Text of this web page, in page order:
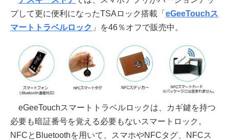
プして更に便利になったTSAロック搭載「 eGeeTouchス
マートトラベルロック 」を46％オフで販売中。
eGeeTouchスマートトラベルロックは、カギ鍵を持つ
必要も暗証番号を覚える必要もないスマートロック。
NFCとBluetoothを用いて、スマホやNFCタグ、NFCス